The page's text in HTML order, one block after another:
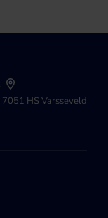
HS Varsseveld